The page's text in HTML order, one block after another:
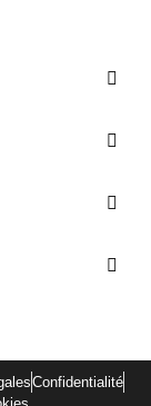
Confidentialité